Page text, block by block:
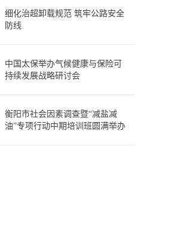
细化治超卸载规范 筑牢公路安全
防线
中国太保举办气候健康与保险可
持续发展战略研讨会
衡阳市社会因素调查暨“减盐减
油”专项行动中期培训班圆满举办